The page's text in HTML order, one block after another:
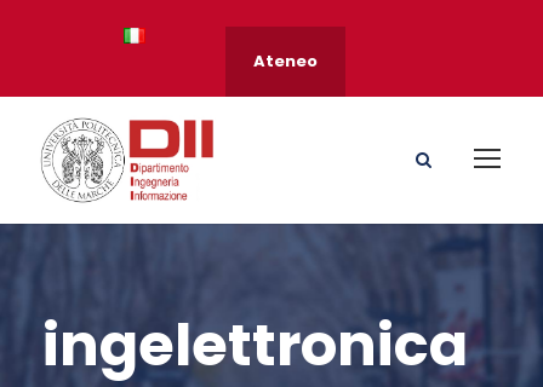
Ateneo
ingelettronica